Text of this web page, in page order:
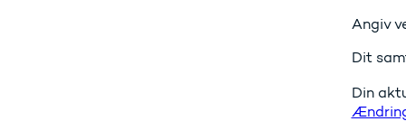
Angiv
Dit
Din